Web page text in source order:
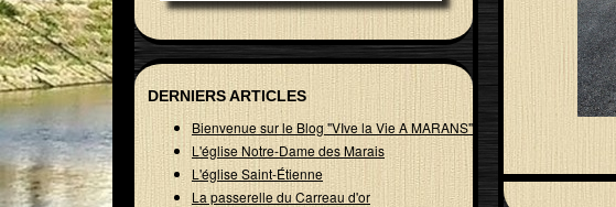
DERNIERS ARTICLES
Bienvenue sur le Blog "VIve la Vie A MARANS"
L'église Notre-Dame des Marais
L'église Saint-Étienne
La passerelle du Carreau d'or